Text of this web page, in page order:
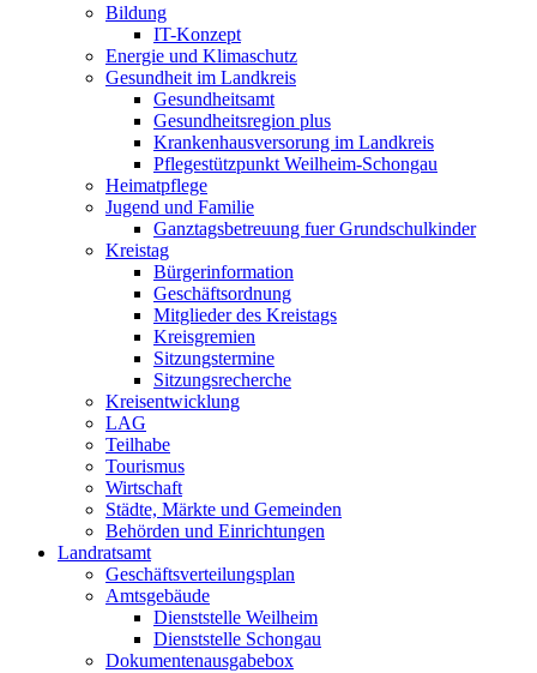
Bildung
IT-Konzept
Energie und Klimaschutz
Gesundheit im Landkreis
Gesundheitsamt
Gesundheitsregion plus
Krankenhausversorung im Landkreis
Pflegestützpunkt Weilheim-Schongau
Heimatpflege
Jugend und Familie
Ganztagsbetreuung fuer Grundschulkinder
Kreistag
Bürgerinformation
Geschäftsordnung
Mitglieder des Kreistags
Kreisgremien
Sitzungstermine
Sitzungsrecherche
Kreisentwicklung
LAG
Teilhabe
Tourismus
Wirtschaft
Städte, Märkte und Gemeinden
Behörden und Einrichtungen
Landratsamt
Geschäftsverteilungsplan
Amtsgebäude
Dienststelle Weilheim
Dienststelle Schongau
Dokumentenausgabebox